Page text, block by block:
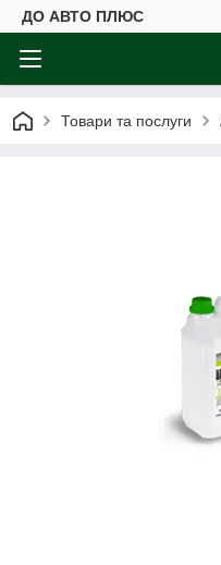
ДО АВТО ПЛЮС
Товари та послуги